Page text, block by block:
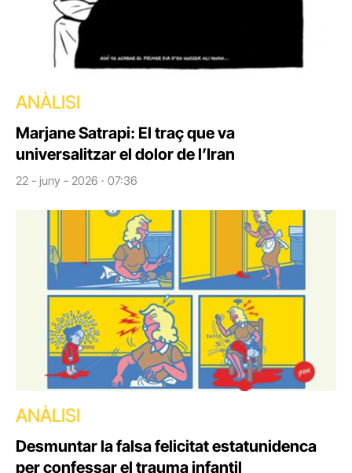
ANÀLISI
Marjane Satrapi: El traç que va
universalitzar el dolor de l’Iran
22 - juny - 2026 · 07:36
ANÀLISI
Desmuntar la falsa felicitat estatunidenca
per confessar el trauma infantil